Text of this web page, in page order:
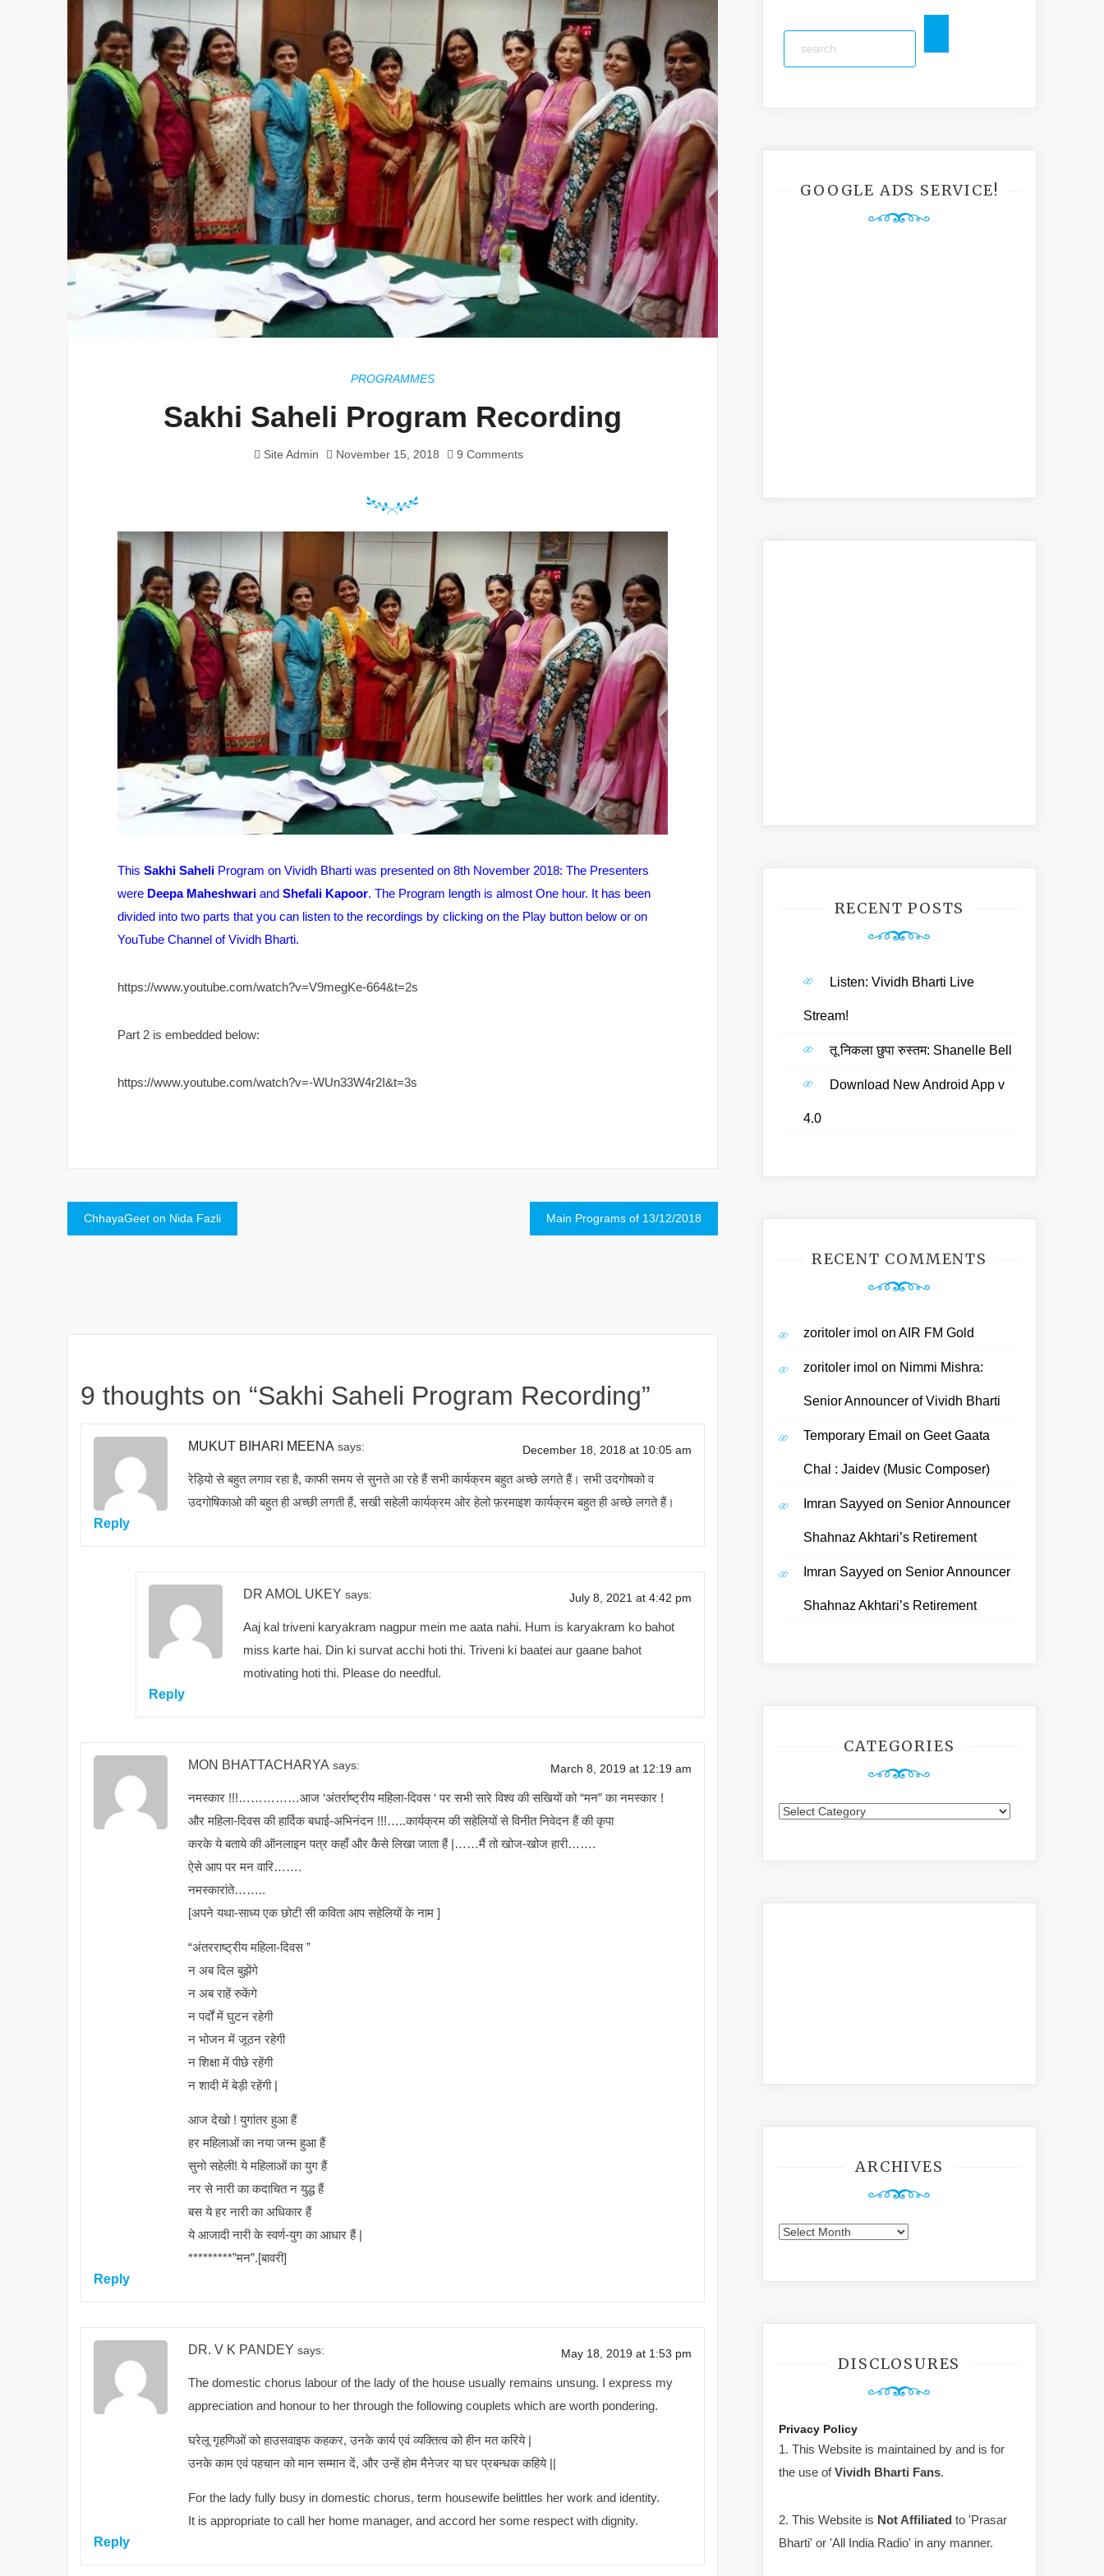
PROGRAMMES
Sakhi Saheli Program Recording
Site Admin November 15, 2018 9 Comments
This Sakhi Saheli Program on Vividh Bharti was presented on 8th November 2018: The Presenters
were Deepa Maheshwari and Shefali Kapoor. The Program length is almost One hour. It has been
divided into two parts that you can listen to the recordings by clicking on the Play button below or on
YouTube Channel of Vividh Bharti.
https://www.youtube.com/watch?v=V9megKe-664&t=2s
Part 2 is embedded below:
https://www.youtube.com/watch?v=-WUn33W4r2I&t=3s
Post
ChhayaGeet on Nida Fazli Main Programs of 13/12/2018
9 thoughts on “Sakhi Saheli Program Recording”
MUKUT BIHARI MEENA says: December 18, 2018 at 10:05 am
रेड़ियो से बहुत लगाव रहा है, काफी समय से सुनते आ रहे हैं सभी कार्यक्रम बहुत अच्छे लगते हैं। सभी उदगोषको व
उदगोषिकाओ की बहुत ही अच्छी लगती हैं, सखी सहेली कार्यक्रम ओर हेलो फ़रमाइश कार्यक्रम बहुत ही अच्छे लगते हैं।
Reply
DR AMOL UKEY says: July 8, 2021 at 4:42 pm
Aaj kal triveni karyakram nagpur mein me aata nahi. Hum is karyakram ko bahot
miss karte hai. Din ki survat acchi hoti thi. Triveni ki baatei aur gaane bahot
motivating hoti thi. Please do needful.
Reply
MON BHATTACHARYA says: March 8, 2019 at 12:19 am
नमस्कार !!!……………आज ‘अंतर्राष्ट्रीय महिला-दिवस ‘ पर सभी सारे विश्व की सखियों को “मन” का नमस्कार !
और महिला-दिवस की हार्दिक बधाई-अभिनंदन !!!…..कार्यक्रम की सहेलियों से विनीत निवेदन हैं की कृपा
करके ये बताये की ऑनलाइन पत्र कहाँ और कैसे लिखा जाता हैं |……मैं तो खोज-खोज हारी…….
ऐसे आप पर मन वारि…….
नमस्कारांते……..
[अपने यथा-साध्य एक छोटी सी कविता आप सहेलियों के नाम ]
“अंतरराष्ट्रीय महिला-दिवस ”
न अब दिल बुझेंगे
न अब राहें रुकेंगे
न पर्दों में घुटन रहेगी
न भोजन में जूठन रहेगी
न शिक्षा में पीछे रहेंगी
न शादी में बेड़ी रहेंगी |
आज देखो ! युगांतर हुआ हैं
हर महिलाओं का नया जन्म हुआ हैं
सुनो सहेली! ये महिलाओं का युग हैं
नर से नारी का कदाचित न युद्ध हैं
बस ये हर नारी का अधिकार हैं
ये आजादी नारी के स्वर्ण-युग का आधार हैं |
*********”मन”.[बावरी]
Reply
DR. V K PANDEY says: May 18, 2019 at 1:53 pm
The domestic chorus labour of the lady of the house usually remains unsung. I express my
appreciation and honour to her through the following couplets which are worth pondering.
घरेलू गृहणिओं को हाउसवाइफ कहकर, उनके कार्य एवं व्यक्तित्व को हीन मत करिये |
उनके काम एवं पहचान को मान सम्मान दें, और उन्हें होम मैनेजर या घर प्रबन्धक कहिये ||
For the lady fully busy in domestic chorus, term housewife belittles her work and identity.
It is appropriate to call her home manager, and accord her some respect with dignity.
Reply
GOOGLE ADS SERVICE!
RECENT POSTS
Listen: Vividh Bharti Live
Stream!
तू निकला छुपा रुस्तम: Shanelle Bell
Download New Android App v
4.0
RECENT COMMENTS
zoritoler imol on AIR FM Gold
zoritoler imol on Nimmi Mishra:
Senior Announcer of Vividh Bharti
Temporary Email on Geet Gaata
Chal : Jaidev (Music Composer)
Imran Sayyed on Senior Announcer
Shahnaz Akhtari’s Retirement
Imran Sayyed on Senior Announcer
Shahnaz Akhtari’s Retirement
CATEGORIES
Categories
ARCHIVES
Archives
DISCLOSURES
Privacy Policy
1. This Website is maintained by and is for
the use ofVividh Bharti Fans.
2. This Website is Not Affiliated to 'Prasar
Bharti' or 'All India Radio' in any manner.